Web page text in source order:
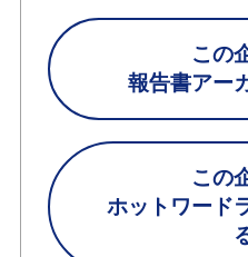
この
報告書アー
この
ホットワード